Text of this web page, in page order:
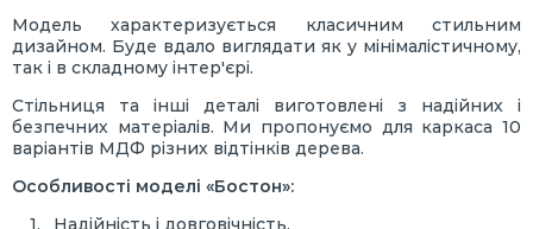
Модель характеризується класичним стильним
дизайном. Буде вдало виглядати як у мінімалістичному,
так і в складному інтер'єрі.
Стільниця та інші деталі виготовлені з надійних і
безпечних матеріалів. Ми пропонуємо для каркаса 10
варіантів МДФ різних відтінків дерева.
Особливості моделі «Бостон»:
Надійність і довговічність.